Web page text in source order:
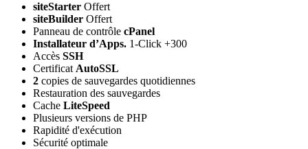
siteStarter Offert
siteBuilder Offert
Panneau de contrôle cPanel
Installateur d’Apps. 1-Click +300
Accès SSH
Certificat AutoSSL
2 copies de sauvegardes quotidiennes
Restauration des sauvegardes
Cache LiteSpeed
Plusieurs versions de PHP
Rapidité d'exécution
Sécurité optimale